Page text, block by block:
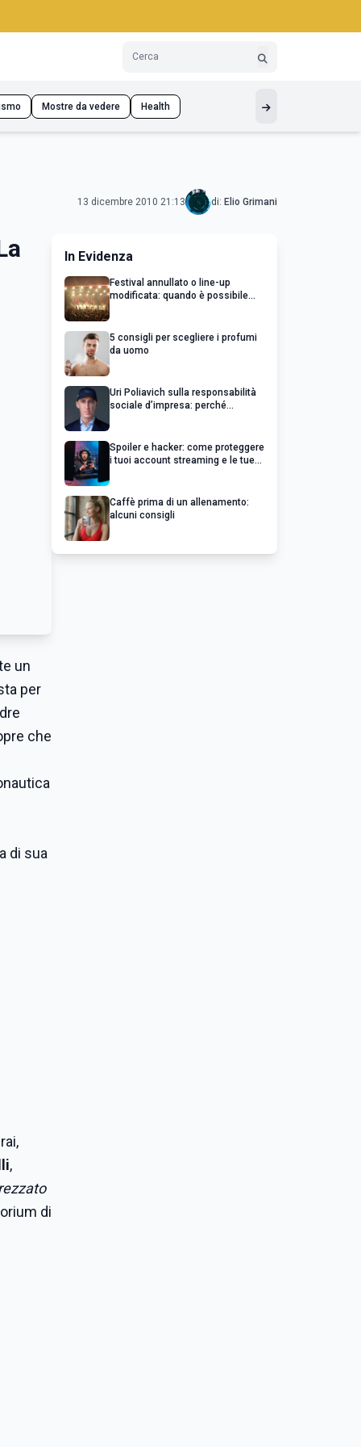
Mostre da vedere Health
13 dicembre 2010 21:13 di: Elio Grimani
un
per
che
di sua
,
di
In Evidenza
Festival annullato o line-up
modificata: quando è possibile
5 consigli per scegliere i profumi
da uomo
Uri Poliavich sulla responsabilità
sociale d’impresa: perché
Spoiler e hacker: come proteggere
i tuoi account streaming e le tue
Caffè prima di un allenamento:
alcuni consigli